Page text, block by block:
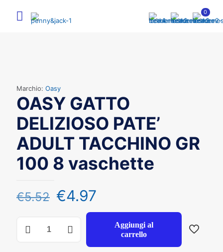
0
Marchio: Oasy
OASY GATTO
DELIZIOSO PATE’
ADULT TACCHINO GR
100 8 vaschette
€5.52 €4.97
Aggiungi al
carrello